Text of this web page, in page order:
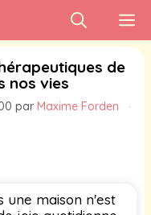
de
nos vies
par Maxime Forden
·
une maison n'est